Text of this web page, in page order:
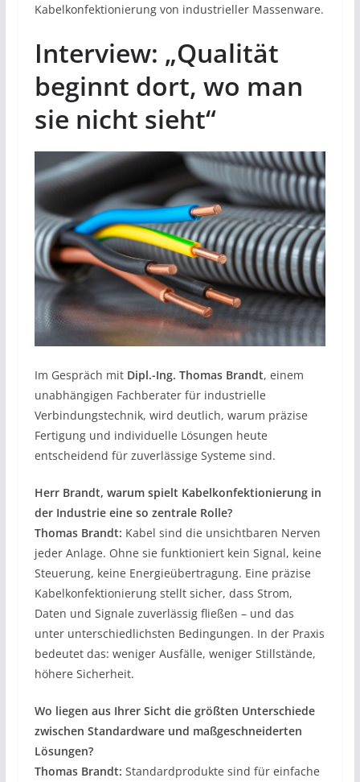
Kabelkonfektionierung von industrieller Massenware.
Interview: „Qualität
beginnt dort, wo man
sie nicht sieht“
Im Gespräch mit Dipl.-Ing. Thomas Brandt, einem
unabhängigen Fachberater für industrielle
Verbindungstechnik, wird deutlich, warum präzise
Fertigung und individuelle Lösungen heute
entscheidend für zuverlässige Systeme sind.
Herr Brandt, warum spielt Kabelkonfektionierung in
der Industrie eine so zentrale Rolle?
Thomas Brandt: Kabel sind die unsichtbaren Nerven
jeder Anlage. Ohne sie funktioniert kein Signal, keine
Steuerung, keine Energieübertragung. Eine präzise
Kabelkonfektionierung stellt sicher, dass Strom,
Daten und Signale zuverlässig fließen – und das
unter unterschiedlichsten Bedingungen. In der Praxis
bedeutet das: weniger Ausfälle, weniger Stillstände,
höhere Sicherheit.
Wo liegen aus Ihrer Sicht die größten Unterschiede
zwischen Standardware und maßgeschneiderten
Lösungen?
Thomas Brandt: Standardprodukte sind für einfache